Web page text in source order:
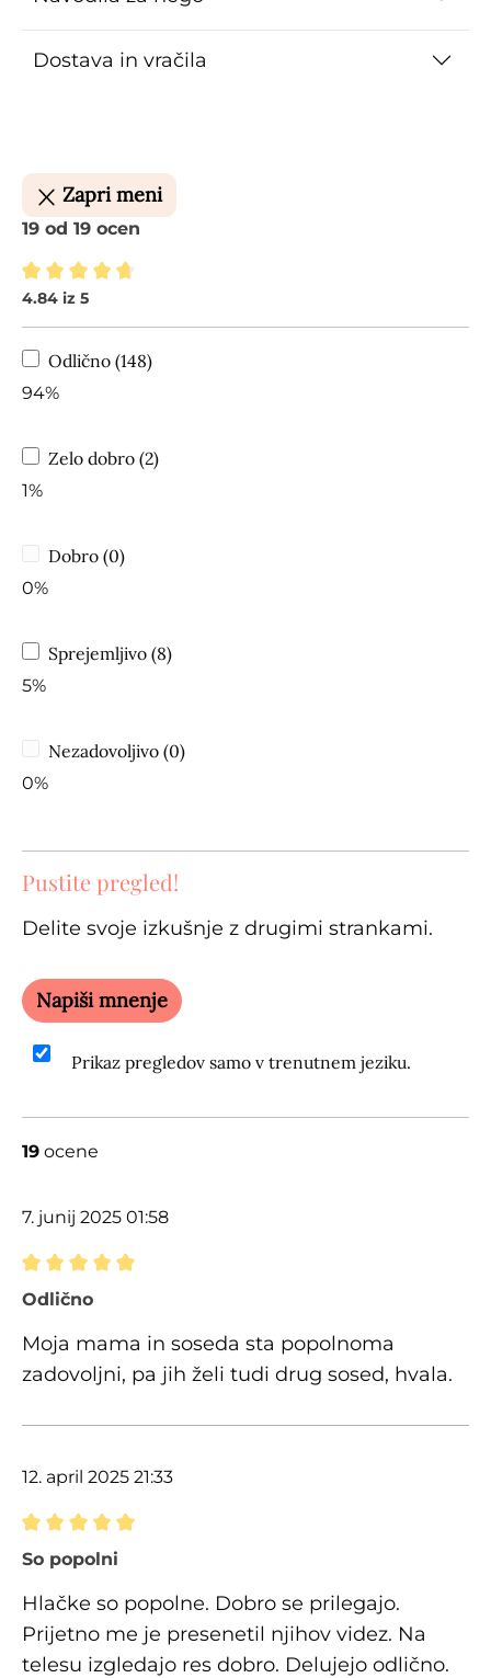
Dostava in vračila
Zapri meni
19 od 19 ocen
Povprečna ocena 4.84 od 5 zvezdic
4.84 iz 5
Odlično (148)
94%
Zelo dobro (2)
1%
Dobro (0)
0%
Sprejemljivo (8)
5%
Nezadovoljivo (0)
0%
Pustite pregled!
Delite svoje izkušnje z drugimi strankami.
Napiši mnenje
Prikaz pregledov samo v trenutnem jeziku.
19 ocene
7. junij 2025 01:58
Ocena z oceno 5 od 5 zvezdic
Odlično
Moja mama in soseda sta popolnoma
zadovoljni, pa jih želi tudi drug sosed, hvala.
12. april 2025 21:33
Ocena z oceno 5 od 5 zvezdic
So popolni
Hlačke so popolne. Dobro se prilegajo.
Prijetno me je presenetil njihov videz. Na
telesu izgledajo res dobro. Delujejo odlično.